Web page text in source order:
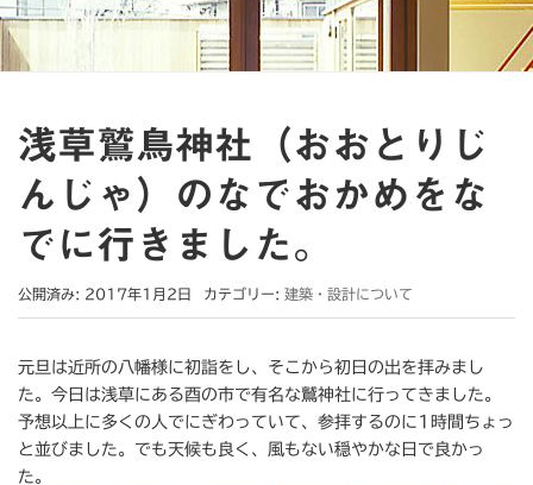
浅草鷲鳥神社（おおとりじ
んじゃ）のなでおかめをな
でに行きました。
公開済み: 2017年1月2日 カテゴリー: 建築・設計について
元旦は近所の八幡様に初詣をし、そこから初日の出を拝みまし
た。今日は浅草にある酉の市で有名な鷲神社に行ってきました。
予想以上に多くの人でにぎわっていて、参拝するのに1時間ちょっ
と並びました。でも天候も良く、風もない穏やかな日で良かっ
た。